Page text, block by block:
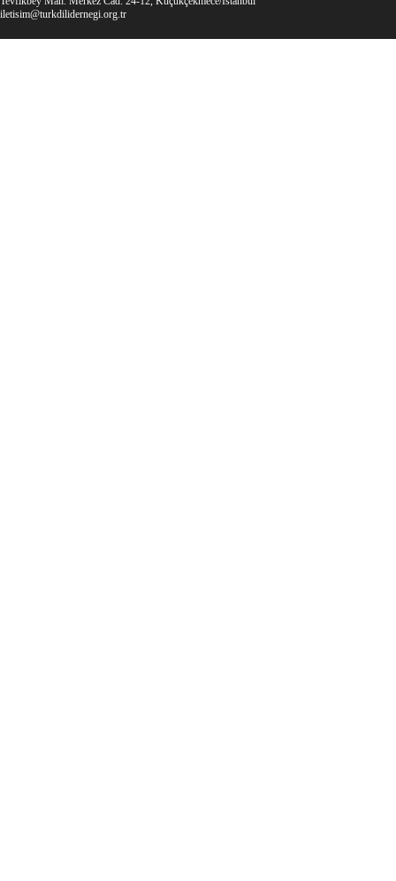
iletisim@turkdilidernegi.org.tr